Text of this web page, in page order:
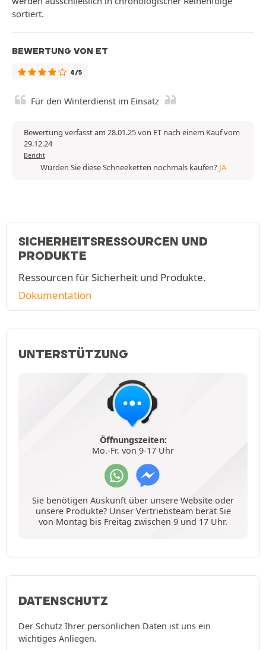
sortiert.
BEWERTUNG VON ET
4/5
Für den Winterdienst im Einsatz
Bewertung verfasst am 28.01.25 von ET nach einem Kauf vom
29.12.24
Bericht
Würden Sie diese Schneeketten nochmals kaufen? JA
SICHERHEITSRESSOURCEN UND
PRODUKTE
Ressourcen für Sicherheit und Produkte.
Dokumentation
UNTERSTÜTZUNG
Öffnungszeiten:
Mo.-Fr. von 9-17 Uhr
Sie benötigen Auskunft über unsere Website oder
unsere Produkte? Unser Vertriebsteam berät Sie
von Montag bis Freitag zwischen 9 und 17 Uhr.
DATENSCHUTZ
Der Schutz Ihrer persönlichen Daten ist uns ein
wichtiges Anliegen.